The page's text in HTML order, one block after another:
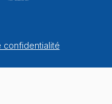
confidentialité